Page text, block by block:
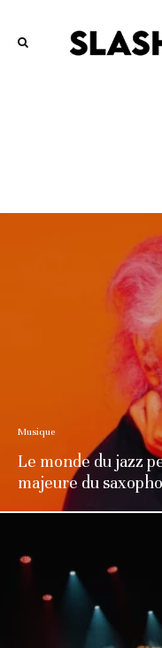
Musique
Le monde du jazz
majeure du